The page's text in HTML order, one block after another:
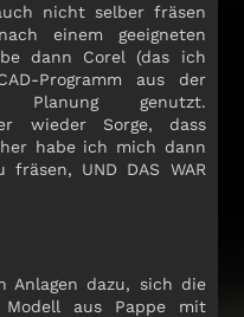
nicht selber fräsen
einem geeigneten
dann Corel (das ich
Programm aus der
Planung genutzt.
wieder Sorge, dass
habe ich mich dann
UND DAS WAR
Anlagen dazu, sich die
aus Pappe mit